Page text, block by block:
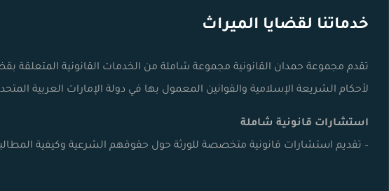
خدماتنا لقضايا الميراث
تقدم مجموعة حمدان القانونية مجموعة شاملة من الخدمات القانونية المتعلقة
لأحكام الشريعة الإسلامية والقوانين المعمول بها في دولة الإمارات العربية
استشارات قانونية شاملة
– تقديم استشارات قانونية متخصصة للورثة حول حقوقهم الشرعية وكيفية